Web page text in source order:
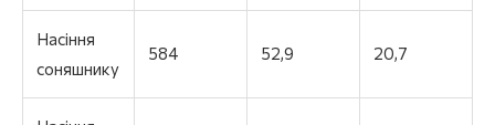
Насіння
соняшнику
584 52,9 20,7